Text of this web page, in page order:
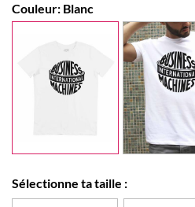
Couleur: Blanc
Sélectionne ta taille :